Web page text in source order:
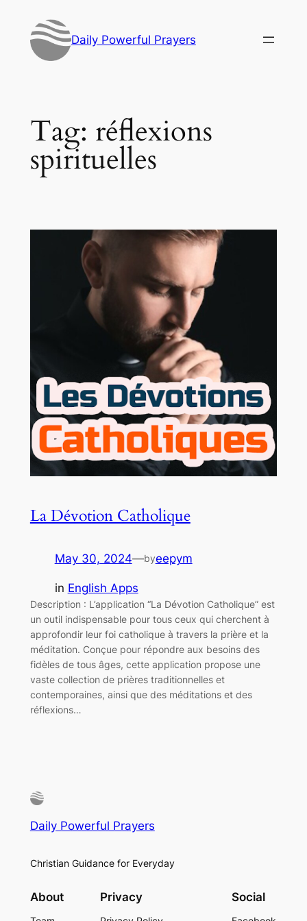
content
Daily Powerful Prayers
Tag: réflexions
spirituelles
La Dévotion Catholique
May 30, 2024—byeepym
in English Apps
Description : L’application “La Dévotion Catholique” est
un outil indispensable pour tous ceux qui cherchent à
approfondir leur foi catholique à travers la prière et la
méditation. Conçue pour répondre aux besoins des
fidèles de tous âges, cette application propose une
vaste collection de prières traditionnelles et
contemporaines, ainsi que des méditations et des
réflexions…
Daily Powerful Prayers
Christian Guidance for Everyday
About Privacy Social